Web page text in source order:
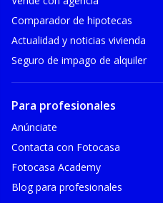
Comparador de hipotecas
Actualidad y noticias vivienda
Seguro de impago de alquiler
Para profesionales
Anúnciate
Contacta con Fotocasa
Fotocasa Academy
Blog para profesionales